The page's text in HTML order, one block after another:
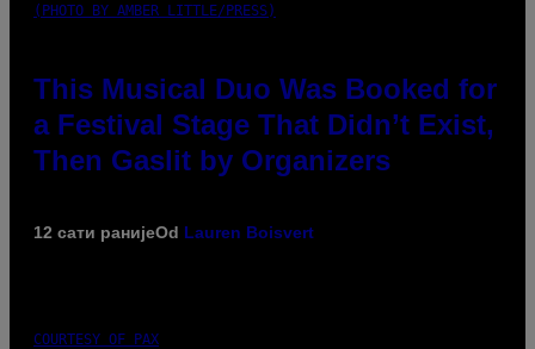
(PHOTO BY AMBER LITTLE/PRESS)
This Musical Duo Was Booked for
a Festival Stage That Didn’t Exist,
Then Gaslit by Organizers
12 сати ранијеOd Lauren Boisvert
COURTESY OF PAX